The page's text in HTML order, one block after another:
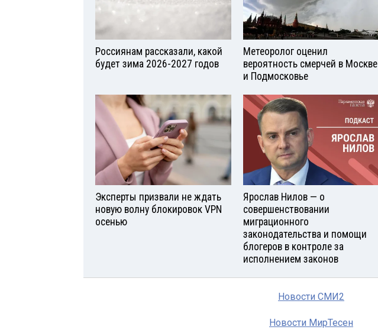
Россиянам рассказали, какой
будет зима 2026-2027 годов
Метеоролог оценил
вероятность смерчей в Москве
и Подмосковье
Эксперты призвали не ждать
новую волну блокировок VPN
осенью
Ярослав Нилов — о
совершенствовании
миграционного
законодательства и помощи
блогеров в контроле за
исполнением законов
Новости СМИ2
Новости МирТесен